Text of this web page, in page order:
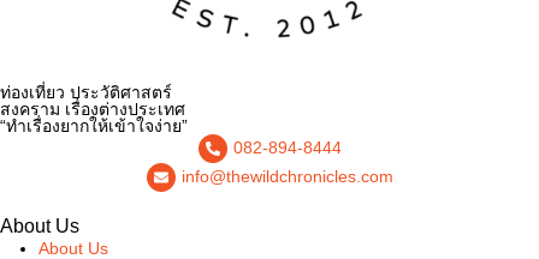
ท่องเที่ยว ประวัติศาสตร์
สงคราม เรื่องต่างประเทศ
“ทำเรื่องยากให้เข้าใจง่าย”
082-894-8444
info@thewildchronicles.com
About Us
About Us